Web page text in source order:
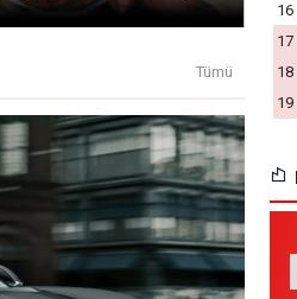
Tümü
16
17
18
19